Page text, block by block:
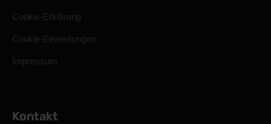
Cookie-Erklärung
Cookie-Einstellungen
Impressum
Kontakt